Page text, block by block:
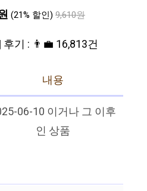
(21% 할인) 9,610원
기 : 👨‍💼 16,813건
내용
06-10 이거나 그 이후
인 상품